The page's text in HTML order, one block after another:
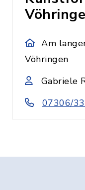
Am
Vöhringen
Gabriele
07306/